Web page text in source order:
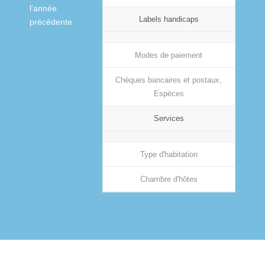
l'année
précédente
Labels handicaps
Modes de paiement
Chèques bancaires et postaux,
Espèces
Services
Type d'habitation
Chambre d'hôtes